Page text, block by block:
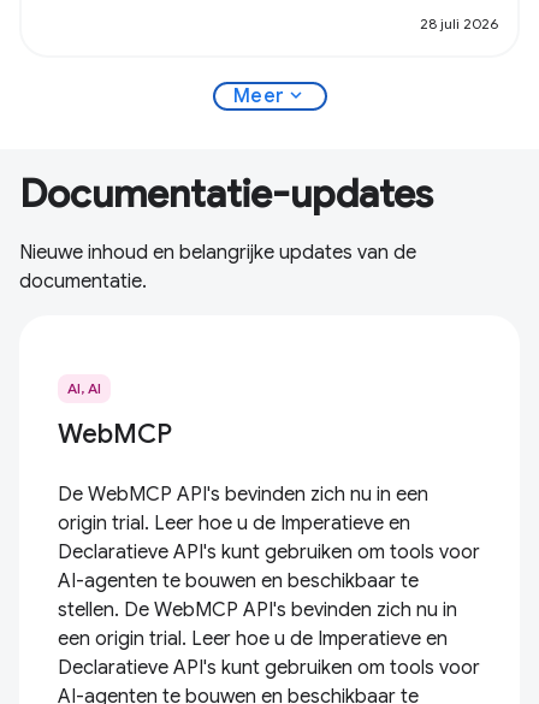
28 juli 2026
Meer expand_more
Documentatie-updates
Nieuwe inhoud en belangrijke updates van de
documentatie.
AI, AI
WebMCP
De WebMCP API's bevinden zich nu in een
origin trial. Leer hoe u de Imperatieve en
Declaratieve API's kunt gebruiken om tools voor
AI-agenten te bouwen en beschikbaar te
stellen. De WebMCP API's bevinden zich nu in
een origin trial. Leer hoe u de Imperatieve en
Declaratieve API's kunt gebruiken om tools voor
AI-agenten te bouwen en beschikbaar te